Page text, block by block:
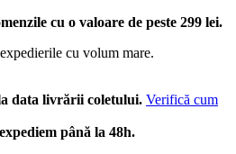
cu o valoare de peste 299 lei.
cu volum mare.
data livrării coletului. Verifică cum
până la 48h.